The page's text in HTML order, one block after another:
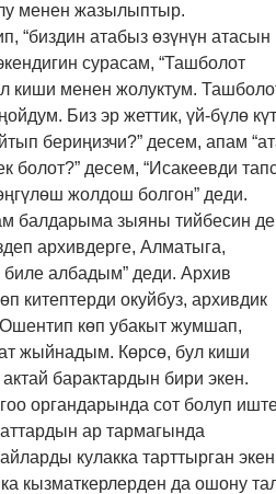
менен жазылыптыр.
“биздин атабыз өзүнүн атасын
сурасам, “Ташболот
киши менен жолуктум.
Биз эр жеттик, үй-бүлө
бериңизчи?” десем, апам
болот?” десем, “Исакеевди
жолдош болгон” деди.
балдарыма зыяны тийбесин
архивдерге, Алматыга,
албадым” деди. Архив
китептерди окуйбуз, архивдик
көп убакыт жумшап,
жыйнадым. Көрсө, бул киши
барактардын бири экен.
органдарында сот болуп
ар тармагында
кулакка тарттырган
кызматкерлерден да ошону